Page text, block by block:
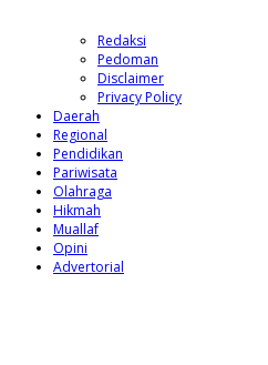
Redaksi
Pedoman
Disclaimer
Privacy Policy
Daerah
Regional
Pendidikan
Pariwisata
Olahraga
Hikmah
Muallaf
Opini
Advertorial